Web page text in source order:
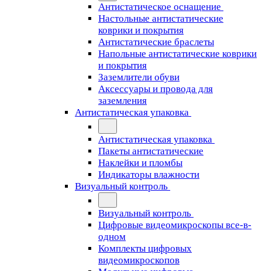
Антистатическое оснащение
Настольные антистатические
коврики и покрытия
Антистатические браслеты
Напольные антистатические коврики
и покрытия
Заземлители обуви
Аксессуары и провода для
заземления
Антистатическая упаковка
Антистатическая упаковка
Пакеты антистатические
Наклейки и пломбы
Индикаторы влажности
Визуальный контроль
Визуальный контроль
Цифровые видеомикроскопы все-в-
одном
Комплекты цифровых
видеомикроскопов